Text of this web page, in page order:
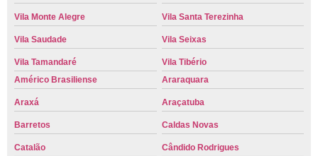
Vila Monte Alegre Vila Santa Terezinha
Vila Saudade Vila Seixas
Vila Tamandaré
Vila Tibério
Américo Brasiliense
Araraquara
Araxá Araçatuba
Barretos Caldas Novas
Catalão Cândido Rodrigues